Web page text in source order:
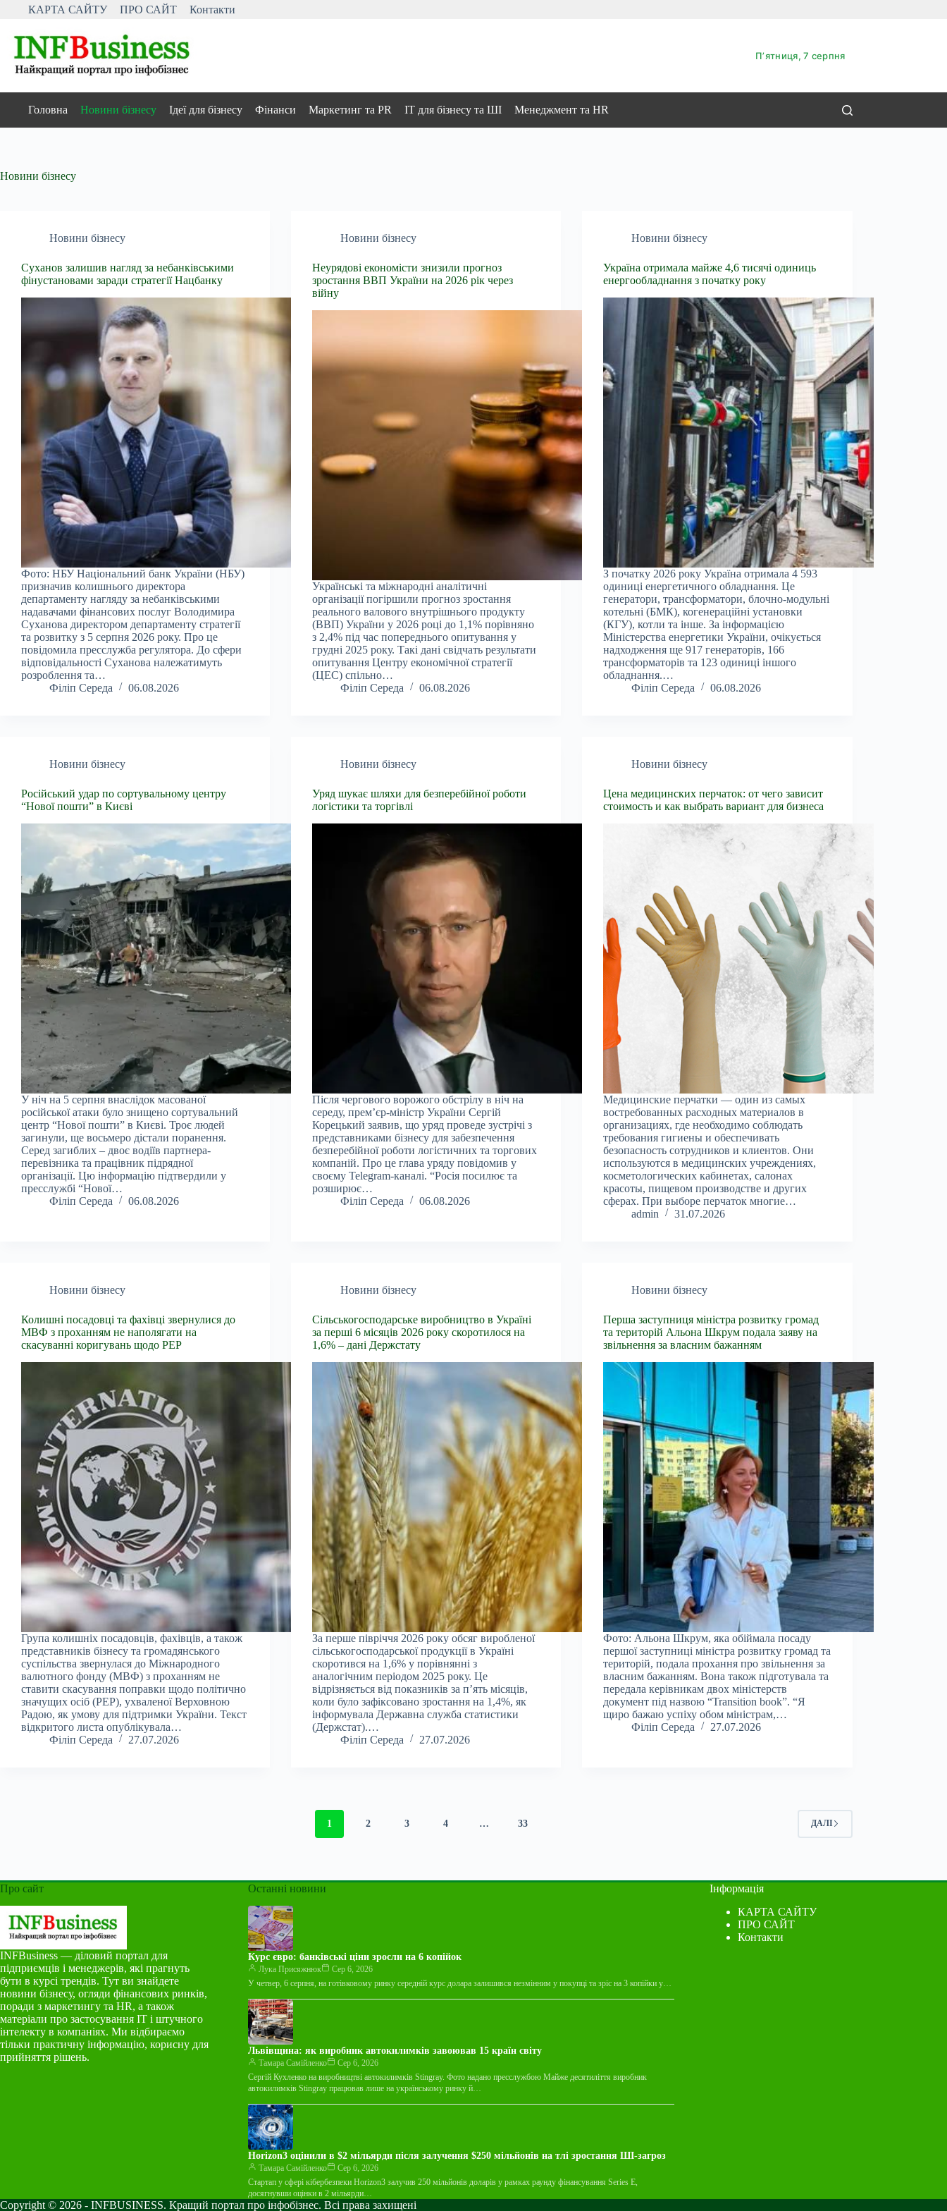
ПерейтиКАРТА САЙТУ ПРО САЙТ Контакти
Пʼятниця, 7 серпня
Головна Новини бізнесу Ідеї для бізнесу Фінанси Маркетинг та PR IT для бізнесу та ШІ Менеджмент та HR
Новини бізнесу
Новини бізнесу
Суханов залишив нагляд за небанківськими
фінустановами заради стратегії Нацбанку
Фото: НБУ Національний банк України (НБУ)
призначив колишнього директора
департаменту нагляду за небанківськими
надавачами фінансових послуг Володимира
Суханова директором департаменту стратегії
та розвитку з 5 серпня 2026 року. Про це
повідомила пресслужба регулятора. До сфери
відповідальності Суханова належатимуть
розроблення та…
Філіп Середа
06.08.2026
Новини бізнесу
Неурядові економісти знизили прогноз
зростання ВВП України на 2026 рік через
війну
Українські та міжнародні аналітичні
організації погіршили прогноз зростання
реального валового внутрішнього продукту
(ВВП) України у 2026 році до 1,1% порівняно
з 2,4% під час попереднього опитування у
грудні 2025 року. Такі дані свідчать результати
опитування Центру економічної стратегії
(ЦЕС) спільно…
Філіп Середа
06.08.2026
Новини бізнесу
Україна отримала майже 4,6 тисячі одиниць
енергообладнання з початку року
З початку 2026 року Україна отримала 4 593
одиниці енергетичного обладнання. Це
генератори, трансформатори, блочно-модульні
котельні (БМК), когенераційні установки
(КГУ), котли та інше. За інформацією
Міністерства енергетики України, очікується
надходження ще 917 генераторів, 166
трансформаторів та 123 одиниці іншого
обладнання.…
Філіп Середа
06.08.2026
Новини бізнесу
Російський удар по сортувальному центру
“Нової пошти” в Києві
У ніч на 5 серпня внаслідок масованої
російської атаки було знищено сортувальний
центр “Нової пошти” в Києві. Троє людей
загинули, ще восьмеро дістали поранення.
Серед загиблих – двоє водіїв партнера-
перевізника та працівник підрядної
організації. Цю інформацію підтвердили у
пресслужбі “Нової…
Філіп Середа
06.08.2026
Новини бізнесу
Уряд шукає шляхи для безперебійної роботи
логістики та торгівлі
Після чергового ворожого обстрілу в ніч на
середу, прем’єр-міністр України Сергій
Корецький заявив, що уряд проведе зустрічі з
представниками бізнесу для забезпечення
безперебійної роботи логістичних та торгових
компаній. Про це глава уряду повідомив у
своєму Telegram-каналі. “Росія посилює та
розширює…
Філіп Середа
06.08.2026
Новини бізнесу
Цена медицинских перчаток: от чего зависит
стоимость и как выбрать вариант для бизнеса
Медицинские перчатки — один из самых
востребованных расходных материалов в
организациях, где необходимо соблюдать
требования гигиены и обеспечивать
безопасность сотрудников и клиентов. Они
используются в медицинских учреждениях,
косметологических кабинетах, салонах
красоты, пищевом производстве и других
сферах. При выборе перчаток многие…
admin
31.07.2026
Новини бізнесу
Колишні посадовці та фахівці звернулися до
МВФ з проханням не наполягати на
скасуванні коригувань щодо PEP
Група колишніх посадовців, фахівців, а також
представників бізнесу та громадянського
суспільства звернулася до Міжнародного
валютного фонду (МВФ) з проханням не
ставити скасування поправки щодо політично
значущих осіб (PEP), ухваленої Верховною
Радою, як умову для підтримки України. Текст
відкритого листа опублікувала…
Філіп Середа
27.07.2026
Новини бізнесу
Сільськогосподарське виробництво в Україні
за перші 6 місяців 2026 року скоротилося на
1,6% – дані Держстату
За перше півріччя 2026 року обсяг виробленої
сільськогосподарської продукції в Україні
скоротився на 1,6% у порівнянні з
аналогічним періодом 2025 року. Це
відрізняється від показників за п’ять місяців,
коли було зафіксовано зростання на 1,4%, як
інформувала Державна служба статистики
(Держстат).…
Філіп Середа
27.07.2026
Новини бізнесу
Перша заступниця міністра розвитку громад
та територій Альона Шкрум подала заяву на
звільнення за власним бажанням
Фото: Альона Шкрум, яка обіймала посаду
першої заступниці міністра розвитку громад та
територій, подала прохання про звільнення за
власним бажанням. Вона також підготувала та
передала керівникам двох міністерств
документ під назвою “Transition book”. “Я
щиро бажаю успіху обом міністрам,…
Філіп Середа
27.07.2026
1 2 3 4 … 33 ДАЛІ
Про сайт
INFBusiness — діловий портал для
підприємців і менеджерів, які прагнуть
бути в курсі трендів. Тут ви знайдете
новини бізнесу, огляди фінансових ринків,
поради з маркетингу та HR, а також
матеріали про застосування ІТ і штучного
інтелекту в компаніях. Ми відбираємо
тільки практичну інформацію, корисну для
прийняття рішень.
Останні новини
Курс євро: банківські ціни зросли на 6 копійок
Лука Присяжнюк
Сер 6, 2026
У четвер, 6 серпня, на готівковому ринку середній курс долара залишився незмінним у покупці та зріс на 3 копійки у…
Львівщина: як виробник автокилимків завоював 15 країн світу
Тамара Самійленко
Сер 6, 2026
Сергій Кухленко на виробництві автокилимків Stingray. Фото надано пресслужбою Майже десятиліття виробник
автокилимків Stingray працював лише на українському ринку й…
Horizon3 оцінили в $2 мільярди після залучення $250 мільйонів на тлі зростання ШІ-загроз
Тамара Самійленко
Сер 6, 2026
Стартап у сфері кібербезпеки Horizon3 залучив 250 мільйонів доларів у рамках раунду фінансування Series E,
досягнувши оцінки в 2 мільярди…
Інформація
КАРТА САЙТУ
ПРО САЙТ
Контакти
Copyright © 2026 - INFBUSINESS. Кращий портал про інфобізнес. Всі права захищені